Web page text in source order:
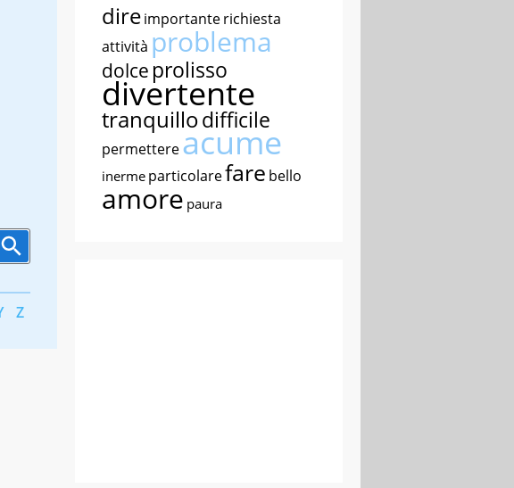
Z
direimportanterichiesta
attività problema
dolce prolisso
divertente
tranquillodifficile
permettereacume
inerme particolarefare bello
amore paura